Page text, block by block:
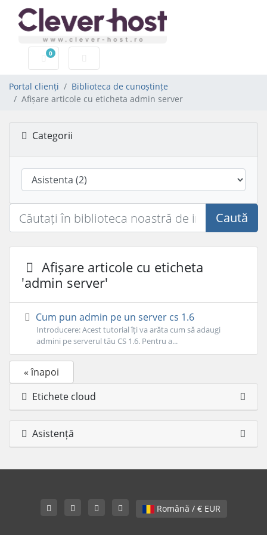
0
Coș de cumpărături
Portal clienți
Biblioteca de cunoștințe
Afișare articole cu eticheta admin server
Categorii
Caută
Afișare articole cu eticheta
'admin server'
Cum pun admin pe un server cs 1.6
Introducere: Acest tutorial îți va arăta cum să adaugi
admini pe serverul tău CS 1.6. Pentru a...
« înapoi
Etichete cloud
Asistență
Română / € EUR